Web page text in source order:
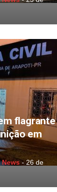
flagrante
em
News - 26 de